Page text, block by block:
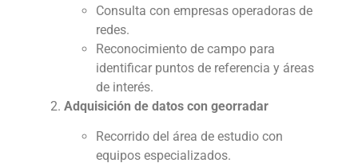
Consulta con empresas operadoras de
redes.
Reconocimiento de campo para
identificar puntos de referencia y áreas
de interés.
Adquisición de datos con georradar
Recorrido del área de estudio con
equipos especializados.